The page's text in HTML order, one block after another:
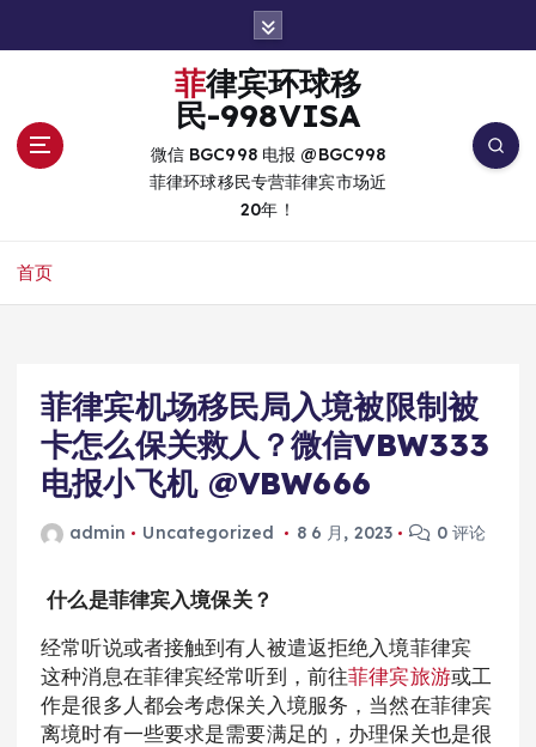
菲律宾环球移
民-998VISA
微信 BGC998 电报 @BGC998
菲律环球移民专营菲律宾市场近
20年！
首页
菲律宾机场移民局入境被限制被
卡怎么保关救人？微信VBW333
电报小飞机 @VBW666
admin Uncategorized 8 6 月, 2023 0 评论
什么是菲律宾入境保关？
经常听说或者接触到有人被遣返拒绝入境菲律宾
这种消息在菲律宾经常听到，前往菲律宾旅游或工
作是很多人都会考虑保关入境服务，当然在菲律宾
离境时有一些要求是需要满足的，办理保关也是很